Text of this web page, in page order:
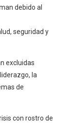
debido al
seguridad y
excluidas
la
de
con rostro de